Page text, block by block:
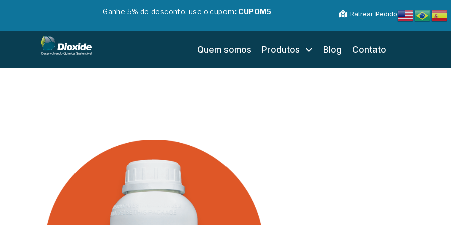
Ganhe 5% de desconto, use o cupom: CUPOM5 Ratrear Pedido
Quem somos Produtos Blog Contato